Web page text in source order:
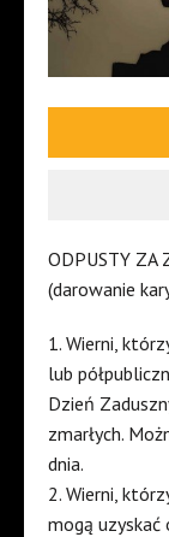
ODPUSTY ZA
(darowanie
1. Wierni,
lub
Dzień
zmarłych.
dnia.
2. Wierni,
mogą uzyskać